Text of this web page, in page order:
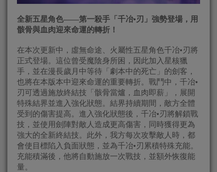
全新五星角色——第一殺手「千冶•刃」強勢登場，用
骸骨與血肉迎來命運的轉折！
在本次更新中，虛無命途、火屬性五星角色千冶•刃將
正式登場。這位曾受魔陰身所困，因此加入星核獵
手，並在漫長歲月中等待「劇本中的死亡」的劍客，
也將在本版本中迎來命運的重要轉折。戰鬥中，千冶•
刃可透過施放終結技「骸骨當爐，血肉即薪」，展開
特殊結界並進入強化狀態。結界持續期間，敵方全體
受到的傷害提高。進入強化狀態後，千冶•刃將解鎖戰
技，並使用劍陣對敵人造成更高傷害，同時獲得更為
強大的全新終結技。此外，我方每次攻擊敵人時，都
會使目標陷入負面狀態，並為千冶•刃累積特殊充能。
充能積滿後，他將自動施放一次戰技，並額外恢復能
量。